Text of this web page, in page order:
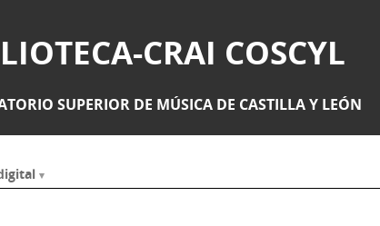
CRAI COSCYL
SUPERIOR DE MÚSICA DE CASTILLA Y LEÓN